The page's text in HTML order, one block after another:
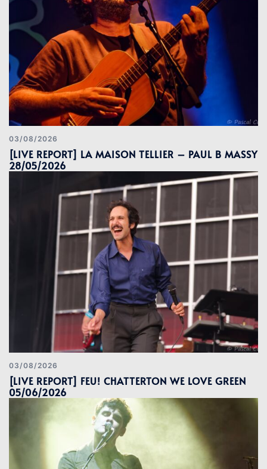
03/08/2026
[LIVE REPORT] LA MAISON TELLIER – PAUL B MASSY
28/05/2026
03/08/2026
[LIVE REPORT] FEU! CHATTERTON WE LOVE GREEN
05/06/2026